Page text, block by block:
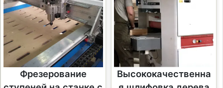
Фрезерование
Высококачественна